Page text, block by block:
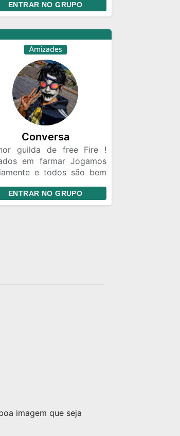
ENTRAR NO GRUPO
Amizades
Conversa
guilda de free Fire !
em farmar Jogamos
e todos são bem
🔫🥷🏿🐺
ENTRAR NO GRUPO
imagem que seja